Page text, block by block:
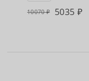
10070 5035